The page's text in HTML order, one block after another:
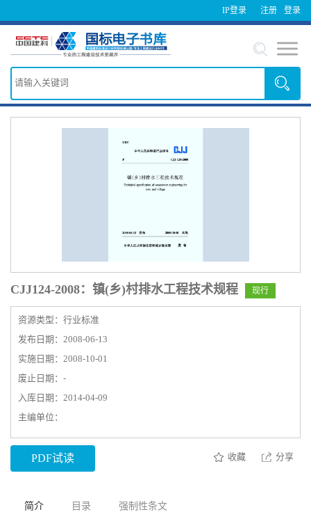
IP登录 登录
注册
CJJ124-2008：镇(乡)村排水工程技术规程 现行
资源类型：行业标准
发布日期：2008-06-13
实施日期：2008-10-01
废止日期：-
入库日期：2014-04-09
主编单位：
PDF试读 收藏 分享
简介 目录 强制性条文